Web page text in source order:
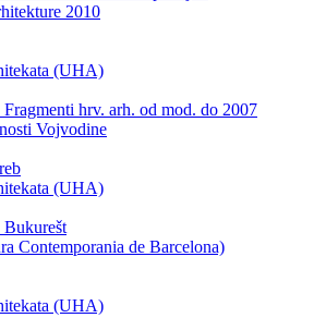
2010
(UHA)
hrv. arh. od mod. do 2007
Vojvodine
(UHA)
Bukurešt
Contemporania de Barcelona)
(UHA)